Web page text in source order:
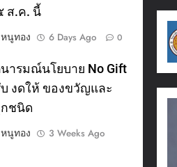
ส.ค. นี้
นูทอง
6 Days Ago 0
นารมณ์นโยบาย No Gift
งดให้ ของขวัญและ
ชนิด
นูทอง
3 Weeks Ago